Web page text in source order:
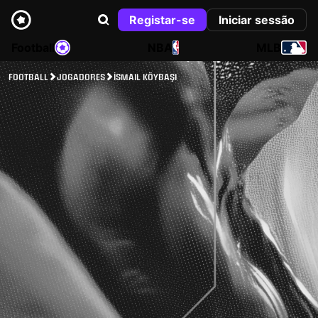
Registar-se
Iniciar sessão
NBA
FOOTBALL JOGADORES İSMAIL KÖYBAŞI